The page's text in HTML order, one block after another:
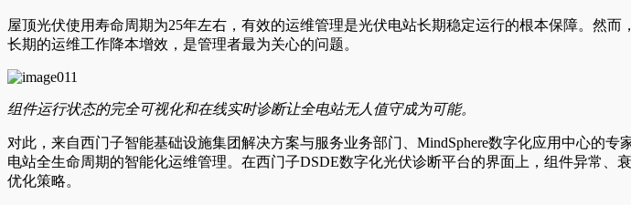
屋顶光伏使用寿命周期为25年左右，有效的运维管理是光伏电站长期稳定运行的根本保障。然
长期的运维工作降本增效，是管理者最为关心的问题。
组件运行状态的完全可视化和在线实时诊断让全电站无人值守成为可能。
对此，来自西门子智能基础设施集团解决方案与服务业务部门、MindSphere数字化应用中心的
电站全生命周期的智能化运维管理。在西门子DSDE数字化光伏诊断平台的界面上，组件异常
优化策略。